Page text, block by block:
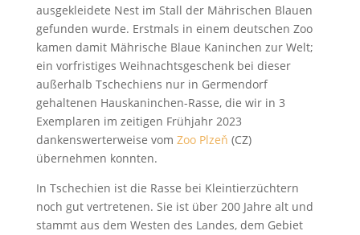
ausgekleidete Nest im Stall der Mährischen Blauen
gefunden wurde. Erstmals in einem deutschen Zoo
kamen damit Mährische Blaue Kaninchen zur Welt;
ein vorfristiges Weihnachtsgeschenk bei dieser
außerhalb Tschechiens nur in Germendorf
gehaltenen Hauskaninchen-Rasse, die wir in 3
Exemplaren im zeitigen Frühjahr 2023
dankenswerterweise vom Zoo Plzeň (CZ)
übernehmen konnten.
In Tschechien ist die Rasse bei Kleintierzüchtern
noch gut vertretenen. Sie ist über 200 Jahre alt und
stammt aus dem Westen des Landes, dem Gebiet